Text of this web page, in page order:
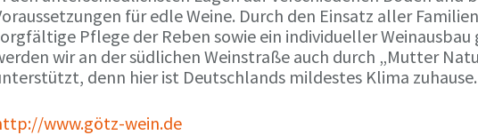
für edle Weine. Durch den Einsatz aller
Pflege der Reben sowie ein individueller
wir an der südlichen Weinstraße auch durch „Mutter
denn hier ist Deutschlands mildestes Klima zuhause.
www.götz-wein.de